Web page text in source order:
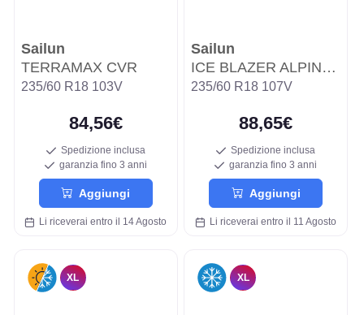
Sailun
TERRAMAX CVR
235/60 R18 103V
84,56€
Spedizione inclusa
garanzia fino 3 anni
Aggiungi
Li riceverai entro il 14 Agosto
Sailun
ICE BLAZER ALPINE EVO WSL3A
235/60 R18 107V
88,65€
Spedizione inclusa
garanzia fino 3 anni
Aggiungi
Li riceverai entro il 11 Agosto
XL XL